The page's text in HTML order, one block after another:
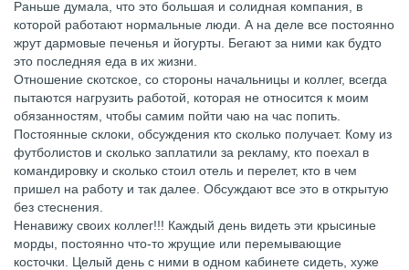
Раньше думала, что это большая и солидная компания, в
которой работают нормальные люди. А на деле все постоянно
жрут дармовые печенья и йогурты. Бегают за ними как будто
это последняя еда в их жизни.
Отношение скотское, со стороны начальницы и коллег, всегда
пытаются нагрузить работой, которая не относится к моим
обязанностям, чтобы самим пойти чаю на час попить.
Постоянные склоки, обсуждения кто сколько получает. Кому из
футболистов и сколько заплатили за рекламу, кто поехал в
командировку и сколько стоил отель и перелет, кто в чем
пришел на работу и так далее. Обсуждают все это в открытую
без стеснения.
Ненавижу своих коллег!!! Каждый день видеть эти крысиные
морды, постоянно что-то жрущие или перемывающие
косточки. Целый день с ними в одном кабинете сидеть, хуже